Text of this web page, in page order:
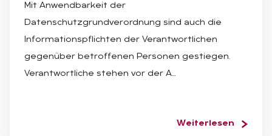
Mit Anwendbarkeit der
Datenschutzgrundverordnung sind auch die
Informationspflichten der Verantwortlichen
gegenüber betroffenen Personen gestiegen.
Verantwortliche stehen vor der A…
Weiterlesen